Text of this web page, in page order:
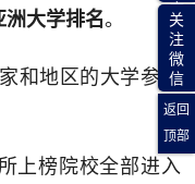
洲大学排名。
和地区的大学参与
榜院校全部进入
序
关
注
微
信
返回
顶部